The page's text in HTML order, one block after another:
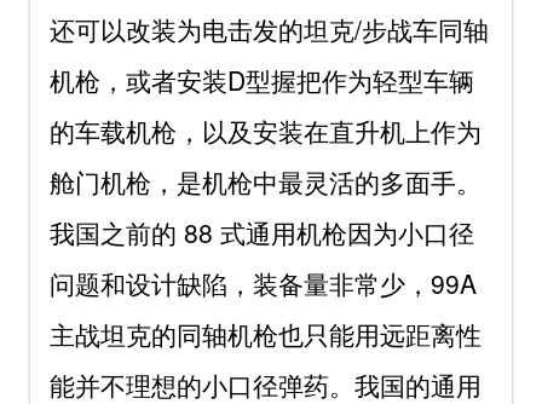
还可以改装为电击发的坦克/步战车同轴
机枪，或者安装D型握把作为轻型车辆
的车载机枪，以及安装在直升机上作为
舱门机枪，是机枪中最灵活的多面手。
我国之前的 88 式通用机枪因为小口径
问题和设计缺陷，装备量非常少，99A
主战坦克的同轴机枪也只能用远距离性
能并不理想的小口径弹药。我国的通用